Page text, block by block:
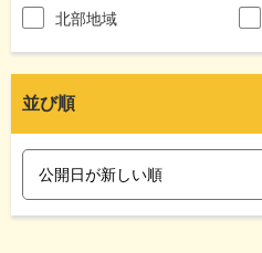
北部地域
並び順